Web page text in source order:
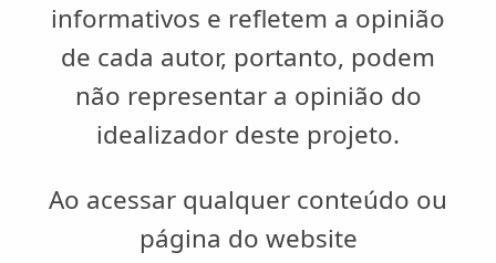
informativos e refletem a opinião
de cada autor, portanto, podem
não representar a opinião do
idealizador deste projeto.
Ao acessar qualquer conteúdo ou
página do website